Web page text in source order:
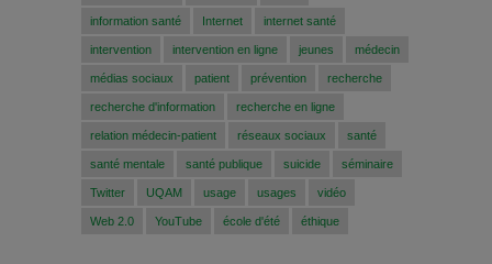
information santé Internet internet santé
intervention intervention en ligne jeunes médecin
médias sociaux patient prévention recherche
recherche d'information recherche en ligne
relation médecin-patient réseaux sociaux santé
santé mentale santé publique suicide séminaire
Twitter UQAM usage usages vidéo
Web 2.0 YouTube école d'été éthique